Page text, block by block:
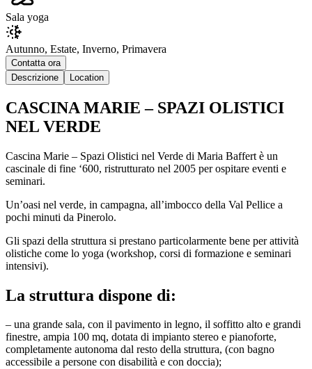
Sala yoga
Autunno, Estate, Inverno, Primavera
Contatta ora
Descrizione
Location
CASCINA MARIE – SPAZI OLISTICI
NEL VERDE
Cascina Marie – Spazi Olistici nel Verde di Maria Baffert è un
cascinale di fine ‘600, ristrutturato nel 2005 per ospitare eventi e
seminari.
Un’oasi nel verde, in campagna, all’imbocco della Val Pellice a
pochi minuti da Pinerolo.
Gli spazi della struttura si prestano particolarmente bene per attività
olistiche come lo yoga (workshop, corsi di formazione e seminari
intensivi).
La struttura dispone di:
– una grande sala, con il pavimento in legno, il soffitto alto e grandi
finestre, ampia 100 mq, dotata di impianto stereo e pianoforte,
completamente autonoma dal resto della struttura, (con bagno
accessibile a persone con disabilità e con doccia);